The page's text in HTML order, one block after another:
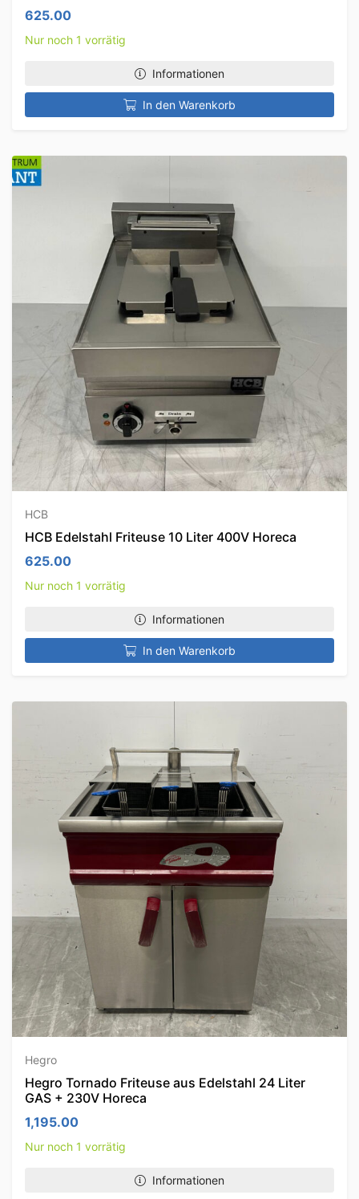
625.00
Nur noch 1 vorrätig
Informationen
In den Warenkorb
HCB
HCB Edelstahl Friteuse 10 Liter 400V Horeca
625.00
Nur noch 1 vorrätig
Informationen
In den Warenkorb
Hegro
Hegro Tornado Friteuse aus Edelstahl 24 Liter
GAS + 230V Horeca
1,195.00
Nur noch 1 vorrätig
Informationen